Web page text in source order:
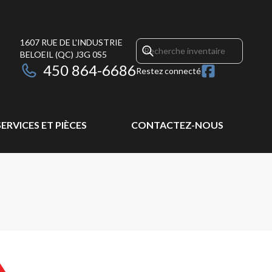
1607 RUE DE L'INDUSTRIE
BELOEIL (QC) J3G 0S5
450 864-6686Restez connecté
ET PIÈCES CONTACTEZ-NOUS